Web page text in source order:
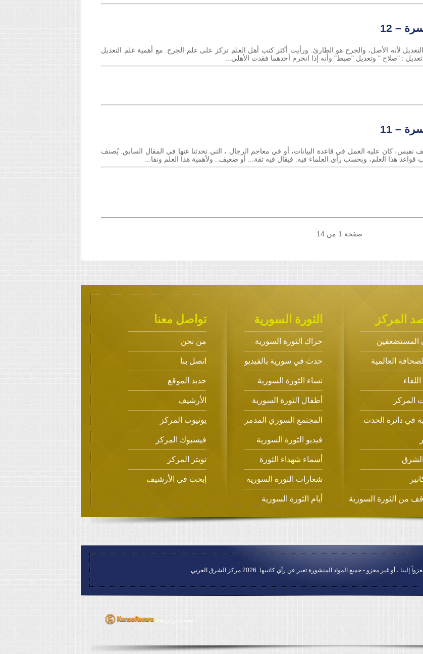
– 12
لأنه الأصل، والجرح هو الطارئ. ورأيت أكثر كتب أهل العلم تركز على علم الجرح. مع أهمية علم التعديل
: "صلاح " وتعديل "ضبط" وأنه إذا انخرم أحدهما فقدت الأهلي...
– 11
كان عليه العمل في قاعدة البيانات، أو في معاجم الرجال ، التي تحدثنا عنها في المقال السابق. يُصنف
هذا العلم، وبحسب رأي العلماء فيه. فيقال فيه ثقة... أو ضعيف.. ولأهمية هذا العلم ونفا...
صفحة 1 من 14
المركز
المستضعفين
العالمية
المركز
في دائرة الحدث
من الثورة السورية
الثورة السورية
حراك الثورة السورية
حدث في سورية بالفيديو
نساء الثورة السورية
أطفال الثورة السورية
المجتمع السوري المدمر
فيديو الثورة السورية
أسماء شهداء الثورة
شعارات الثورة السورية
أيام الثورة السورية
تواصل معنا
من نحن
اتصل بنا
جديد الموقع
الأرشيف
يوتيوب المركز
فيسبوك المركز
تويتر المركز
إبحث في الأرشيف
معزو - جميع المواد المنشورة تعبر عن رأي كاتبيها. 2026 مركز الشرق العربي
تصميم و برمجة